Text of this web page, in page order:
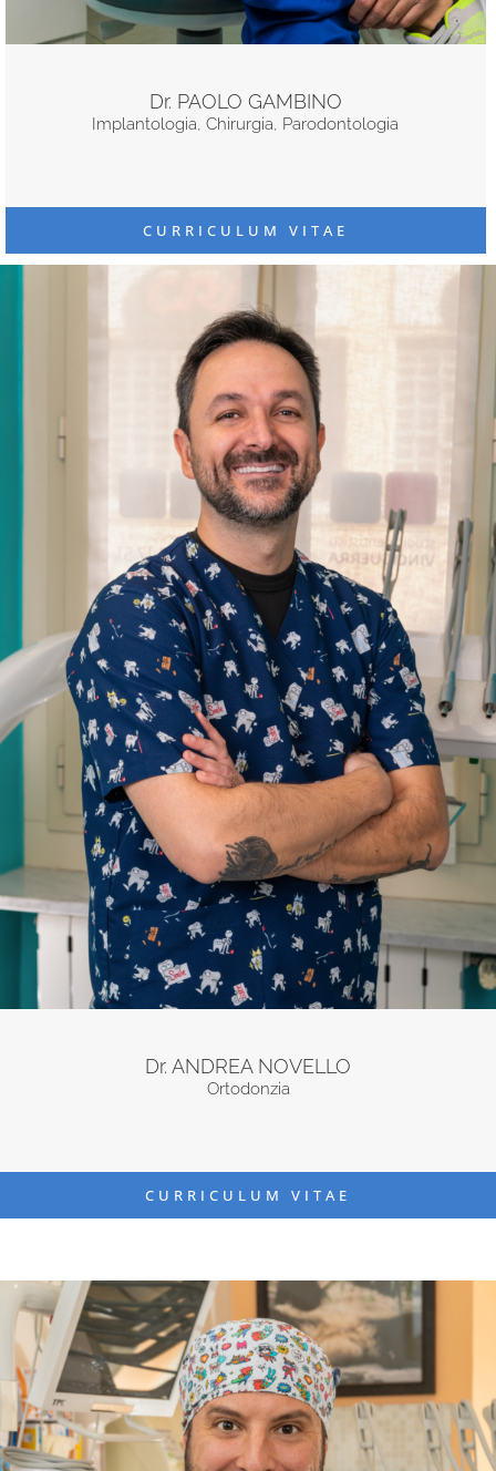
Dr. PAOLO GAMBINO
Implantologia, Chirurgia, Parodontologia
CURRICULUM VITAE
Dr. ANDREA NOVELLO
Ortodonzia
CURRICULUM VITAE